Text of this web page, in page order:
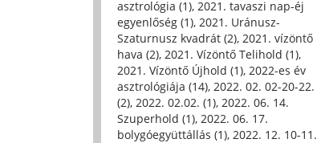
asztrológia (1), 2021. tavaszi nap-éj
egyenlőség (1), 2021. Uránusz-
Szaturnusz kvadrát (2), 2021. vízöntő
hava (2), 2021. Vízöntő Telihold (1),
2021. Vízöntő Újhold (1), 2022-es év
asztrológiája (14), 2022. 02. 02-20-22.
(2), 2022. 02.02. (1), 2022. 06. 14.
Szuperhold (1), 2022. 06. 17.
bolygóegyüttállás (1), 2022. 12. 10-11.